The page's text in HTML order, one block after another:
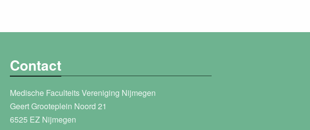
Contact
Medische Faculteits Vereniging Nijmegen
Geert Grooteplein Noord 21
6525 EZ Nijmegen